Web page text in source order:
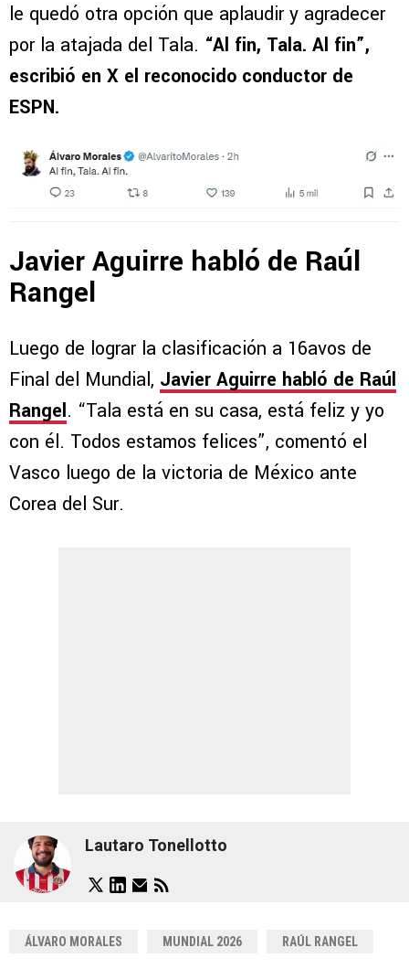
le quedó otra opción que aplaudir y agradecer
por la atajada del Tala. “Al fin, Tala. Al fin”,
escribió en X el reconocido conductor de
ESPN.
Javier Aguirre habló de Raúl
Rangel
Luego de lograr la clasificación a 16avos de
Final del Mundial, Javier Aguirre habló de Raúl
Rangel. “Tala está en su casa, está feliz y yo
con él. Todos estamos felices”, comentó el
Vasco luego de la victoria de México ante
Corea del Sur.
Lautaro Tonellotto
ÁLVARO MORALES MUNDIAL 2026 RAÚL RANGEL